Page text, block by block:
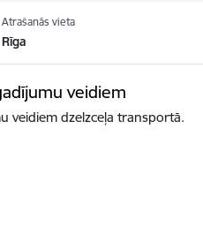
Atrašanās vieta
Rīga
veidiem
veidiem dzelzceļa transportā.